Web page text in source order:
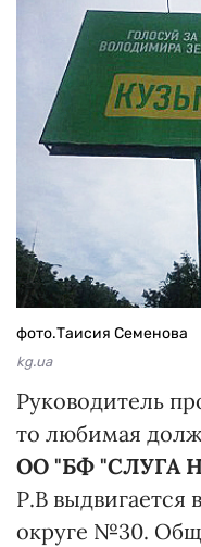
фото.Таисия Семенова
kg.ua
Руководитель
то любимая
ОО "БФ "СЛУГА
Р.В выдвигается
округе №30.